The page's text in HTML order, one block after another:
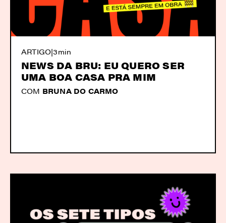
ARTIGO|3min
NEWS DA BRU: EU QUERO SER
UMA BOA CASA PRA MIM
COM BRUNA DO CARMO